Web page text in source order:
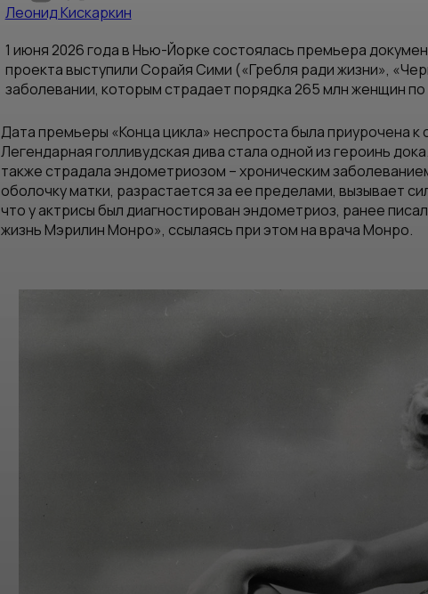
Леонид Кискаркин
1 июня 2026 года в Нью-Йорке состоялась премьера
проекта выступили Сорайя Сими («Гребля ради жизни»,
заболевании, которым страдает порядка 265 млн женщин
Дата премьеры «Конца цикла» неспроста была приурочена
Легендарная голливудская дива стала одной из героинь
также страдала эндометриозом – хроническим
оболочку матки, разрастается за ее пределами, вызывает
что у актрисы был диагностирован эндометриоз, ранее
жизнь Мэрилин Монро», ссылаясь при этом на врача Монро.